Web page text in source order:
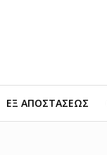
ΕΞ ΑΠΟΣΤΑΣΕΩΣ